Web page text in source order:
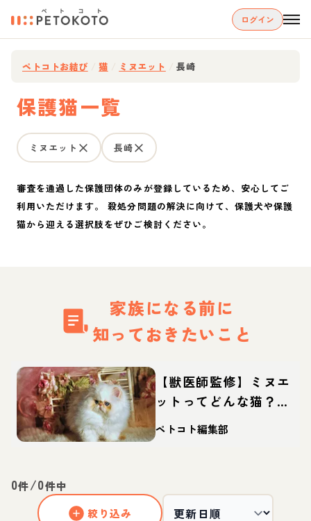
ログイン
ペトコトお結び 猫 ミヌエット 長崎
保護猫一覧
ミヌエット 長崎
審査を通過した保護団体のみが登録しているため、安心してご
利用いただけます。 殺処分問題の解決に向けて、保護犬や保護
猫から迎える選択肢をぜひご検討ください。
家族になる前に
知っておきたいこと
【獣医師監修】ミヌエ
ットってどんな猫？性
格・体重・寿命の特
徴・迎え方
ペトコト編集部
0件/0件中
絞り込み